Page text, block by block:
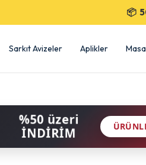
Sarkıt Avizeler Aplikler
%50 üzeri
İNDİRİM